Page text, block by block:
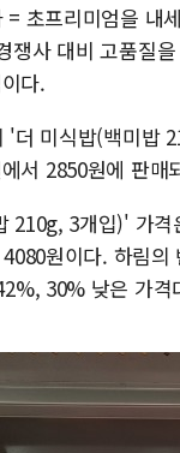
초프리미엄을 내
쟁사 대비 고품질
다.
'더 미식밥(백미밥
서 2850원에 판
210g, 3개입)' 가
원이다. 하림
30% 낮은 가격